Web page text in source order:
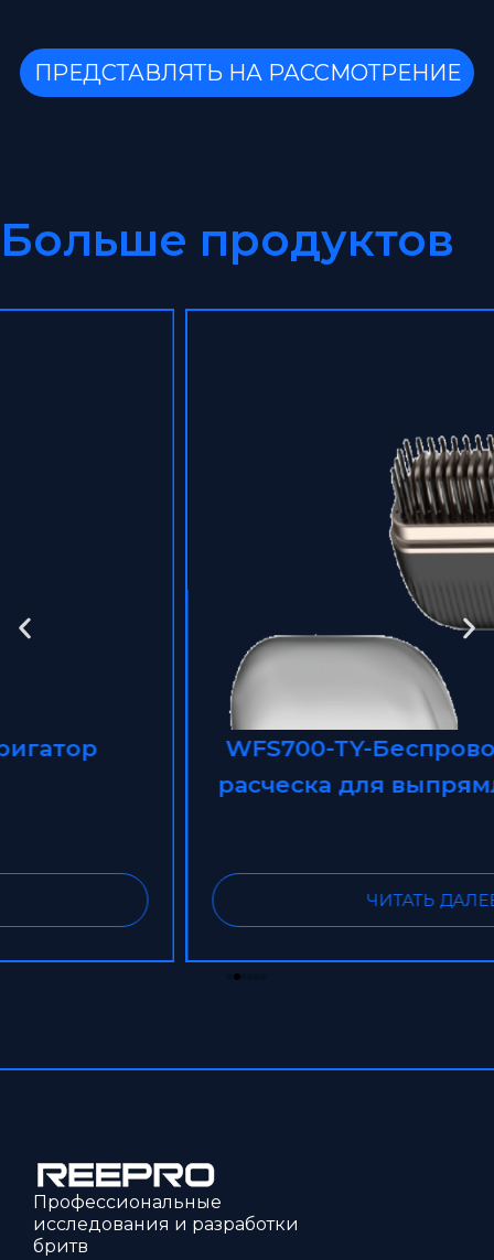
ПРЕДСТАВЛЯТЬ НА РАССМОТРЕНИЕ
Больше продуктов
WFS700-TY-Беспроводная мини-
расческа для выпрямления волос
ЧИТАТЬ ДАЛЕЕ
Профессиональные
исследования и разработки
бритв